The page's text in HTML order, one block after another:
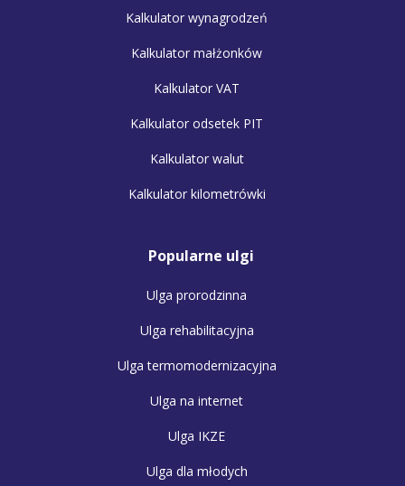
Kalkulator wynagrodzeń
Kalkulator małżonków
Kalkulator VAT
Kalkulator odsetek PIT
Kalkulator walut
Kalkulator kilometrówki
Popularne ulgi
Ulga prorodzinna
Ulga rehabilitacyjna
Ulga termomodernizacyjna
Ulga na internet
Ulga IKZE
Ulga dla młodych